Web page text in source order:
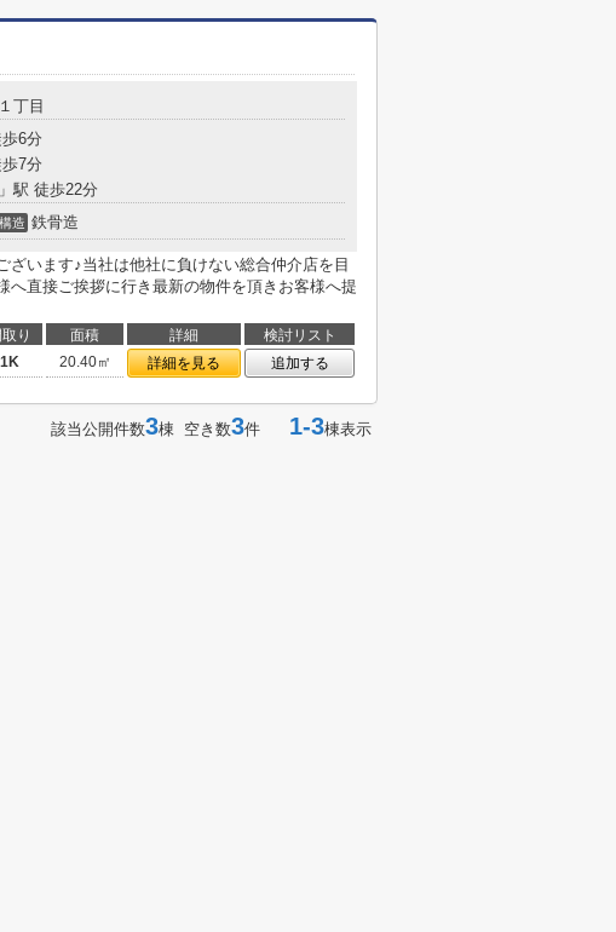
１丁目
歩6分
歩7分
」駅 徒歩22分
構造 鉄骨造
ざいます♪当社は他社に負けない総合仲介店を目
へ直接ご挨拶に行き最新の物件を頂きお客様へ提
り 面積 詳細
検討リスト
1K 20.40㎡ 詳細を見る 追加する
該当公開件数3棟 空き数3件 1-3棟表示